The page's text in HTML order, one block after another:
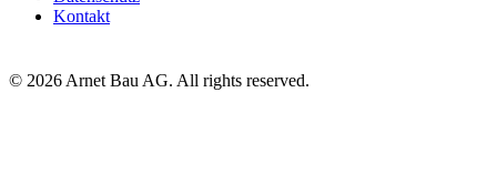
Kontakt
© 2026 Arnet Bau AG. All rights reserved.